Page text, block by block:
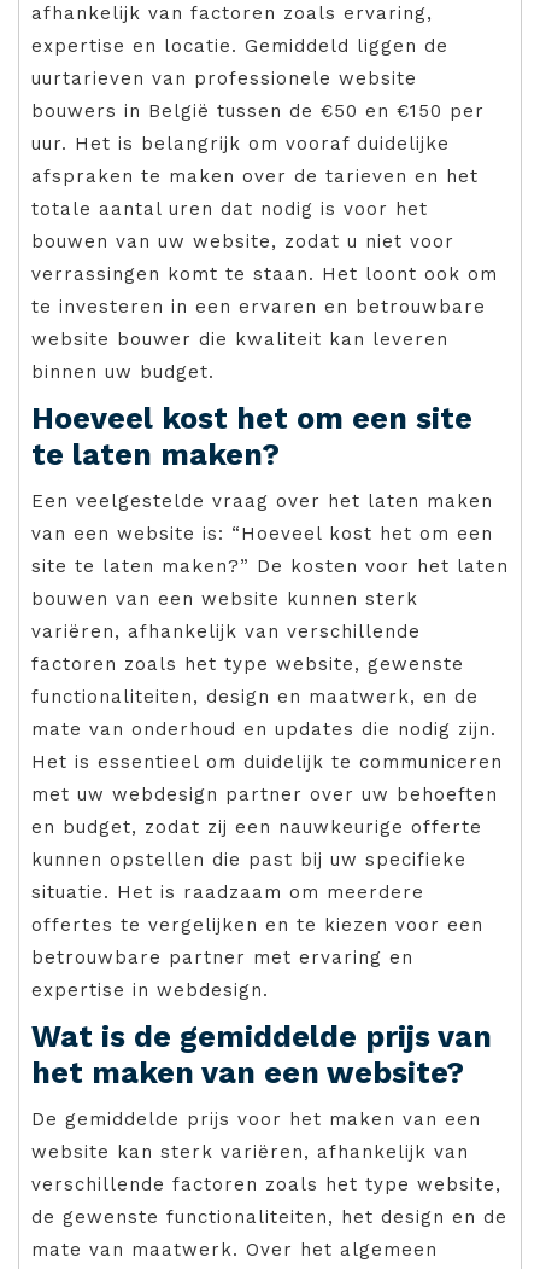
afhankelijk van factoren zoals ervaring,
expertise en locatie. Gemiddeld liggen de
uurtarieven van professionele website
bouwers in België tussen de €50 en €150 per
uur. Het is belangrijk om vooraf duidelijke
afspraken te maken over de tarieven en het
totale aantal uren dat nodig is voor het
bouwen van uw website, zodat u niet voor
verrassingen komt te staan. Het loont ook om
te investeren in een ervaren en betrouwbare
website bouwer die kwaliteit kan leveren
binnen uw budget.
Hoeveel kost het om een site
te laten maken?
Een veelgestelde vraag over het laten maken
van een website is: “Hoeveel kost het om een
site te laten maken?” De kosten voor het laten
bouwen van een website kunnen sterk
variëren, afhankelijk van verschillende
factoren zoals het type website, gewenste
functionaliteiten, design en maatwerk, en de
mate van onderhoud en updates die nodig zijn.
Het is essentieel om duidelijk te communiceren
met uw webdesign partner over uw behoeften
en budget, zodat zij een nauwkeurige offerte
kunnen opstellen die past bij uw specifieke
situatie. Het is raadzaam om meerdere
offertes te vergelijken en te kiezen voor een
betrouwbare partner met ervaring en
expertise in webdesign.
Wat is de gemiddelde prijs van
het maken van een website?
De gemiddelde prijs voor het maken van een
website kan sterk variëren, afhankelijk van
verschillende factoren zoals het type website,
de gewenste functionaliteiten, het design en de
mate van maatwerk. Over het algemeen